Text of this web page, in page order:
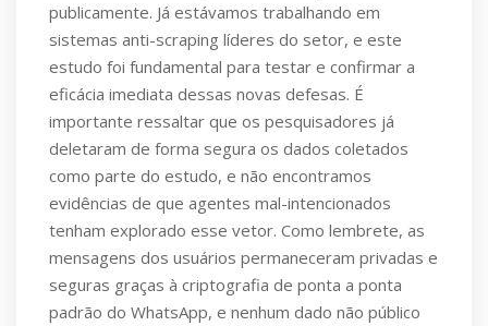
publicamente. Já estávamos trabalhando em
sistemas anti-scraping líderes do setor, e este
estudo foi fundamental para testar e confirmar a
eficácia imediata dessas novas defesas. É
importante ressaltar que os pesquisadores já
deletaram de forma segura os dados coletados
como parte do estudo, e não encontramos
evidências de que agentes mal-intencionados
tenham explorado esse vetor. Como lembrete, as
mensagens dos usuários permaneceram privadas e
seguras graças à criptografia de ponta a ponta
padrão do WhatsApp, e nenhum dado não público